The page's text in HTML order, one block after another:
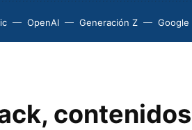
OpenAI Generación Z Google